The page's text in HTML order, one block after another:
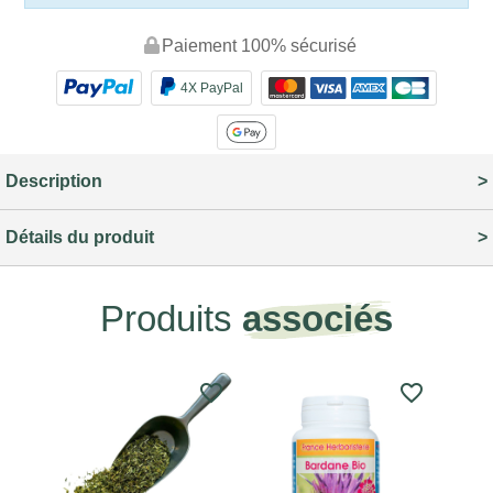
Paiement 100% sécurisé
4X PayPal
Description
Détails du produit
Produits associés
favorite_border favorite_border